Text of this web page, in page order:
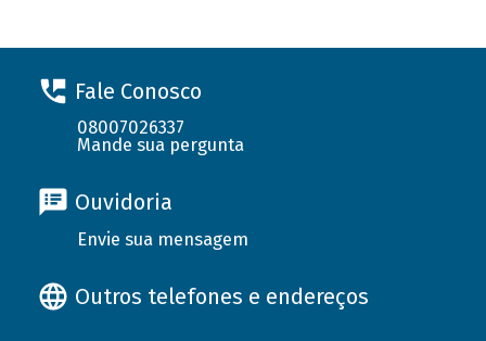
Fale Conosco
08007026337
Mande sua pergunta
Ouvidoria
Envie sua mensagem
Outros telefones e endereços